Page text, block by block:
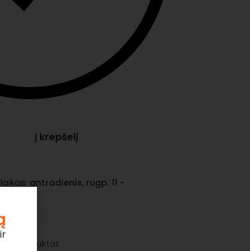
Į krepšelį
antradienis, rugp. 11 -
produktas